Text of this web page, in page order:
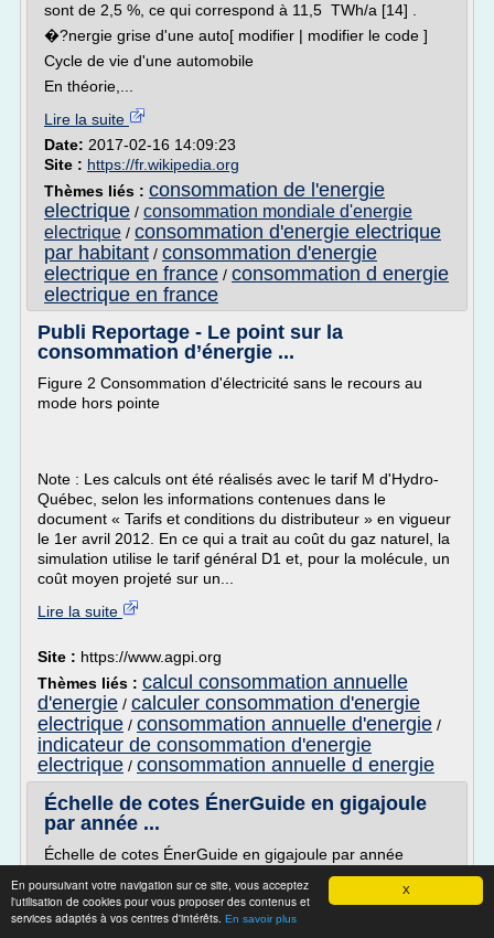
X
En poursuivant votre navigation sur ce site, vous acceptez
l'utilisation de cookies pour vous proposer des contenus et
services adaptés à vos centres d'intérêts. En savoir plus
sont de 2,5 %, ce qui correspond à 11,5 TWh/a [14] .
�?nergie grise d'une auto[ modifier | modifier le code ]
Cycle de vie d'une automobile
En théorie,...
Lire la suite
Date: 2017-02-16 14:09:23
Site : https://fr.wikipedia.org
Thèmes liés : consommation de l'energie
electrique / consommation mondiale d'energie
electrique / consommation d'energie electrique
par habitant / consommation d'energie
electrique en france / consommation d energie
electrique en france
Publi Reportage - Le point sur la
consommation d’énergie ...
Figure 2 Consommation d'électricité sans le recours au
mode hors pointe
Note : Les calculs ont été réalisés avec le tarif M d'Hydro-
Québec, selon les informations contenues dans le
document « Tarifs et conditions du distributeur » en vigueur
le 1er avril 2012. En ce qui a trait au coût du gaz naturel, la
simulation utilise le tarif général D1 et, pour la molécule, un
coût moyen projeté sur un...
Lire la suite
Site : https://www.agpi.org
Thèmes liés : calcul consommation annuelle
d'energie / calculer consommation d'energie
electrique / consommation annuelle d'energie /
indicateur de consommation d'energie
electrique / consommation annuelle d energie
Échelle de cotes ÉnerGuide en gigajoule
par année ...
Échelle de cotes ÉnerGuide en gigajoule par année
Échelle de cotes ÉnerGuide en gigajoule par année
Ressources naturelles Canada et ses partenaires se
préparent en vue de l'adoption de mises à jour à l'échelle